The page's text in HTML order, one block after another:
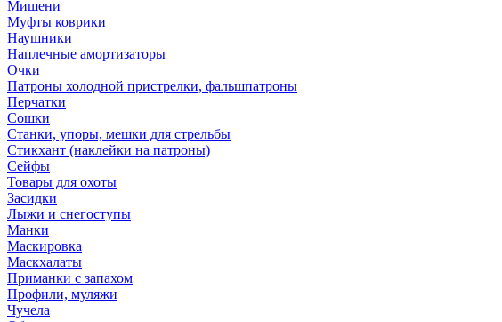
Мишени
Муфты коврики
Наушники
Наплечные амортизаторы
Очки
Патроны холодной пристрелки, фальшпатроны
Перчатки
Сошки
Станки, упоры, мешки для стрельбы
Стикхант (наклейки на патроны)
Сейфы
Товары для охоты
Засидки
Лыжи и снегоступы
Манки
Маскировка
Маскхалаты
Приманки с запахом
Профили, муляжи
Чучела